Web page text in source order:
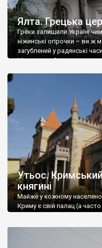
Ялта. Грецька
Греки залишили Україні
ніжинські огірочки – ви ж
загублений у радянські
Ніжин греки?
Утьос.
княгині
Майже у кожному
Криму є свій палац (а часто